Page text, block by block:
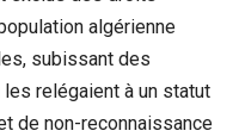
algérienne
subissant des
relégaient à un statut
de non-reconnaissance